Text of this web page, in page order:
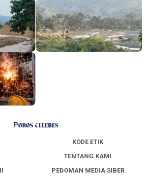
KODE ETIK
TENTANG KAMI
PEDOMAN MEDIA SIBER